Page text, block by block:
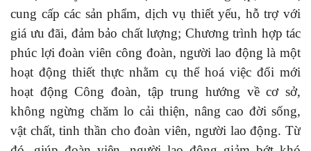
cung cấp các sản phẩm, dịch vụ thiết yếu, hỗ trợ với
giá ưu đãi, đảm bảo chất lượng; Chương trình hợp tác
phúc lợi đoàn viên công đoàn, người lao động là một
hoạt động thiết thực nhằm cụ thể hoá việc đổi mới
hoạt động Công đoàn, tập trung hướng về cơ sở,
không ngừng chăm lo cải thiện, nâng cao đời sống,
vật chất, tinh thần cho đoàn viên, người lao động. Từ